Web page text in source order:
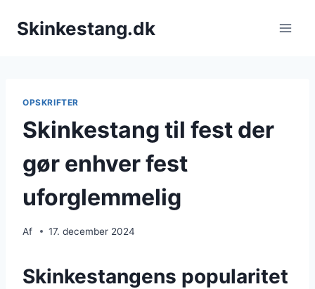
Skinkestang.dk
OPSKRIFTER
Skinkestang til fest der
gør enhver fest
uforglemmelig
Af 17. december 2024
Skinkestangens popularitet